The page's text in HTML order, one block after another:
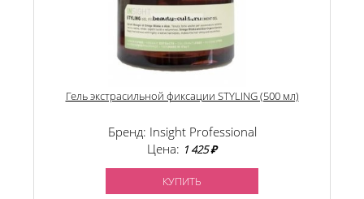
Гель экстрасильной фиксации STYLING (500 мл)
Бренд: Insight Professional
Цена: 1 425 ₽
КУПИТЬ